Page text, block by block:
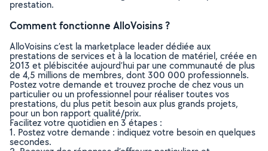
prestation.
Comment fonctionne AlloVoisins ?
AlloVoisins c’est la marketplace leader dédiée aux
prestations de services et à la location de matériel, créée en
2013 et plébiscitée aujourd’hui par une communauté de plus
de 4,5 millions de membres, dont 300 000 professionnels.
Postez votre demande et trouvez proche de chez vous un
particulier ou un professionnel pour réaliser toutes vos
prestations, du plus petit besoin aux plus grands projets,
pour un bon rapport qualité/prix.
Facilitez votre quotidien en 3 étapes :
1. Postez votre demande : indiquez votre besoin en quelques
secondes.